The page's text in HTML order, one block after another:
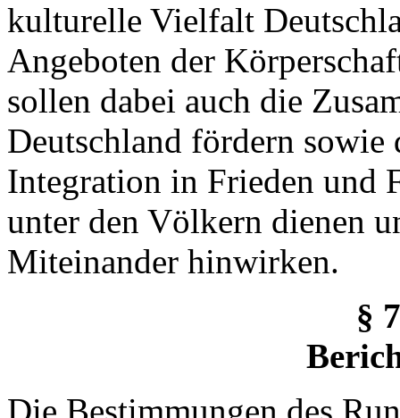
kulturelle Vielfalt
Angeboten der
sollen dabei auch die
Deutschland fördern sowie
Integration in Frieden und
unter den Völkern dienen
Miteinander hinwirken.
§